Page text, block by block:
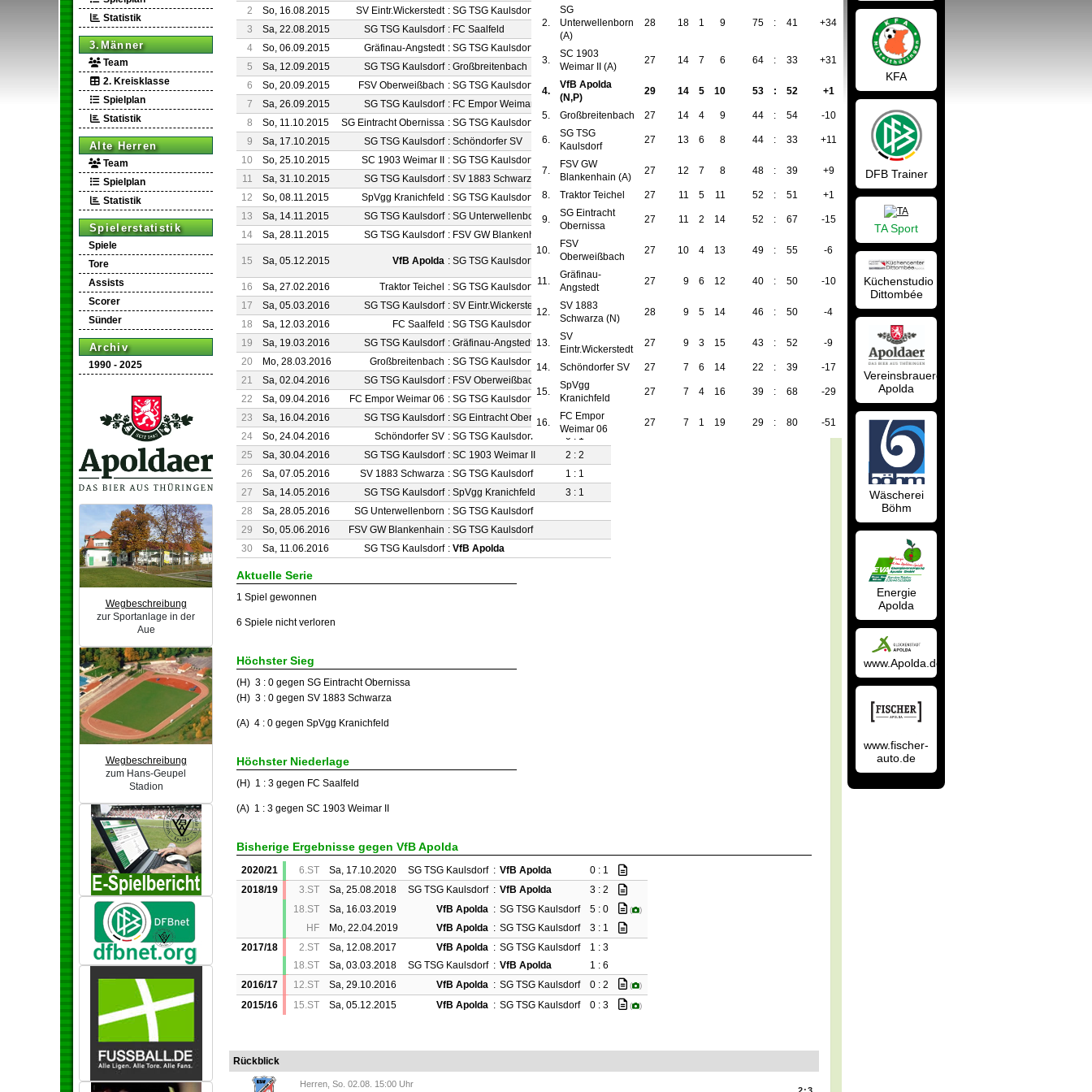
Statistik
3.Männer
Team
2. Kreisklasse
Spielplan
Statistik
Alte Herren
Team
Spielplan
Statistik
Spielerstatistik
Spiele
Tore
Assists
Scorer
Sünder
Archiv
1990 - 2025
Wegbeschreibung
zur Sportanlage in der
Aue
Wegbeschreibung
zum Hans-Geupel
Stadion
2
So, 16.08.2015 SV Eintr.Wickerstedt : SG TSG Kaulsdorf
1 : 2
3
Sa, 22.08.2015 SG TSG Kaulsdorf : FC Saalfeld
1 : 3
4
So, 06.09.2015 Gräfinau-Angstedt : SG TSG Kaulsdorf
1 : 2
5
Sa, 12.09.2015 SG TSG Kaulsdorf : Großbreitenbach
0 : 1
6
So, 20.09.2015 FSV Oberweißbach : SG TSG Kaulsdorf
2 : 2
7
Sa, 26.09.2015 SG TSG Kaulsdorf : FC Empor Weimar 06
3 : 1
8
So, 11.10.2015 SG Eintracht Obernissa : SG TSG Kaulsdorf
9
Sa, 17.10.2015 SG TSG Kaulsdorf : Schöndorfer SV
0 : 0
10
So, 25.10.2015 SC 1903 Weimar II : SG TSG Kaulsdorf
3 : 1
11
Sa, 31.10.2015 SG TSG Kaulsdorf : SV 1883 Schwarza
3 : 0
12
So, 08.11.2015 SpVgg Kranichfeld : SG TSG Kaulsdorf
0 : 4
13
Sa, 14.11.2015 SG TSG Kaulsdorf : SG Unterwellenborn
3 : 2
14
Sa, 28.11.2015 SG TSG Kaulsdorf : FSV GW Blankenhain
15 Sa, 05.12.2015 VfB Apolda : SG TSG Kaulsdorf 0 : 3
16 Sa, 27.02.2016 Traktor Teichel : SG TSG Kaulsdorf
2 : 0
17
Sa, 05.03.2016 SG TSG Kaulsdorf : SV Eintr.Wickerstedt
0 : 2
18
Sa, 12.03.2016 FC Saalfeld : SG TSG Kaulsdorf
2 : 3
19
Sa, 19.03.2016 SG TSG Kaulsdorf : Gräfinau-Angstedt
1 : 1
20
Mo, 28.03.2016 Großbreitenbach : SG TSG Kaulsdorf
1 : 3
21
Sa, 02.04.2016 SG TSG Kaulsdorf : FSV Oberweißbach
0 : 1
22
Sa, 09.04.2016 FC Empor Weimar 06 : SG TSG Kaulsdorf
2 : 2
23
Sa, 16.04.2016 SG TSG Kaulsdorf : SG Eintracht Obernissa
3 : 0
24
So, 24.04.2016 Schöndorfer SV : SG TSG Kaulsdorf
0 : 1
25
Sa, 30.04.2016 SG TSG Kaulsdorf : SC 1903 Weimar II
2 : 2
26
Sa, 07.05.2016 SV 1883 Schwarza : SG TSG Kaulsdorf
1 : 1
27
Sa, 14.05.2016 SG TSG Kaulsdorf : SpVgg Kranichfeld
3 : 1
28
Sa, 28.05.2016 SG Unterwellenborn : SG TSG Kaulsdorf
29
So, 05.06.2016 FSV GW Blankenhain : SG TSG Kaulsdorf
30
Sa, 11.06.2016 SG TSG Kaulsdorf : VfB Apolda
2.
SG
Unterwellenborn
(A)
28 18 1 9 75 : 41 +34
3.
SC 1903
Weimar II (A)
27 14 7 6 64 : 33 +31
4.
VfB Apolda
(N,P)
29 14 5 10 53 : 52 +1 47
5. Großbreitenbach 27 14 4 9 44 : 54 -10
6.
SG TSG
Kaulsdorf
27 13 6 8 44 : 33 +11
7.
FSV GW
Blankenhain (A)
27 12 7 8 48 : 39 +9 43
8. Traktor Teichel 27 11 5 11 52 : 51 +1 38
9.
SG Eintracht
Obernissa
27 11 2 14 52 : 67 -15
10.
FSV
Oberweißbach
27 10 4 13 49 : 55 -6 34
11.
Gräfinau-
Angstedt
27 9 6 12 40 : 50 -10 33
12.
SV 1883
Schwarza (N)
28 9 5 14 46 : 50 -4 32
13.
SV
Eintr.Wickerstedt
27 9 3 15 43 : 52 -9
14. Schöndorfer SV 27 7 6 14 22 : 39 -17 27
15.
SpVgg
Kranichfeld
27 7 4 16 39 : 68 -29
16.
FC Empor
Weimar 06
27 7 1 19 29 : 80 -51 22
Aktuelle Serie
1 Spiel gewonnen
6 Spiele nicht verloren
Höchster Sieg
(H) 3 : 0 gegen SG Eintracht Obernissa
(H) 3 : 0 gegen SV 1883 Schwarza
(A) 4 : 0 gegen SpVgg Kranichfeld
Höchster Niederlage
(H) 1 : 3 gegen FC Saalfeld
(A) 1 : 3 gegen SC 1903 Weimar II
Bisherige Ergebnisse gegen VfB Apolda
2020/21 6.ST Sa, 17.10.2020 SG TSG Kaulsdorf : VfB Apolda
0 : 1
2018/19
3.ST Sa, 25.08.2018 SG TSG Kaulsdorf : VfB Apolda
3 : 2
18.ST
Sa, 16.03.2019 VfB Apolda : SG TSG Kaulsdorf 5 : 0 ( )
HF Mo, 22.04.2019 VfB Apolda : SG TSG Kaulsdorf
3 : 1
2017/18
2.ST Sa, 12.08.2017 VfB Apolda : SG TSG Kaulsdorf
1 : 3
18.ST
Sa, 03.03.2018 SG TSG Kaulsdorf : VfB Apolda
1 : 6
2016/17
12.ST Sa, 29.10.2016 VfB Apolda : SG TSG Kaulsdorf 0 : 2 ( )
2015/16 15.ST Sa, 05.12.2015 VfB Apolda : SG TSG Kaulsdorf 0 : 3 ( )
Rückblick
Herren, So. 02.08. 15:00 Uhr
KFA
DFB Trainer
TA Sport
Küchenstudio
Dittombée
Vereinsbrauerei
Apolda
Wäscherei
Böhm
Energie
Apolda
www.Apolda.de
www.fischer-
auto.de